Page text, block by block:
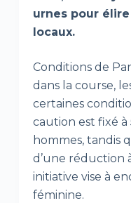
urnes pour
locaux.
Conditions de
dans la course,
certaines
caution est fixé à
hommes, tandis
d’une réduction
initiative vise à
féminine.